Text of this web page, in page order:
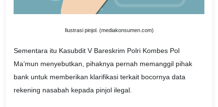
Ilustrasi pinjol. (mediakonsumen.com)
Sementara itu Kasubdit V Bareskrim Polri Kombes Pol
Ma’mun menyebutkan, pihaknya pernah memanggil pihak
bank untuk memberikan klarifikasi terkait bocornya data
rekening nasabah kepada pinjol ilegal.